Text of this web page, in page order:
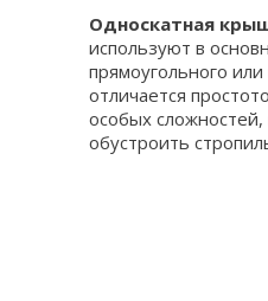
Односкатная
используют в
прямоугольного
отличается
особых сложностей,
обустроить